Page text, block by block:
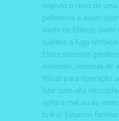
criando o risco de
polímeros é assim
óxido de Etileno,
sujeitos a fuga térmica).
Esses sistemas
explosão, sistemas de
físicas para operação
lidar com alta
agitará mal ou às
brilha. Estamos